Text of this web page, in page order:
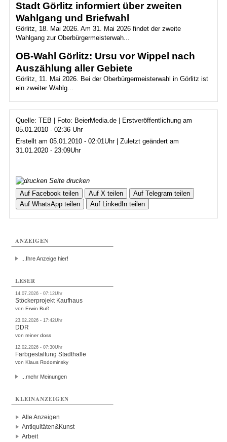
Stadt Görlitz informiert über zweiten
Wahlgang und Briefwahl
Görlitz, 18. Mai 2026. Am 31. Mai 2026 findet der zweite
Wahlgang zur Oberbürgermeisterwah...
OB-Wahl Görlitz: Ursu vor Wippel nach
Auszählung aller Gebiete
Görlitz, 11. Mai 2026. Bei der Oberbürgermeisterwahl in Görlitz ist
ein zweiter Wahlg...
Quelle: TEB | Foto: BeierMedia.de | Erstveröffentlichung am
05.01.2010 - 02:36 Uhr
Erstellt am 05.01.2010 - 02:01Uhr | Zuletzt geändert am
31.01.2020 - 23:09Uhr
Seite drucken
Auf Facebook teilen
Auf X teilen
Auf Telegram teilen
Auf WhatsApp teilen
Auf LinkedIn teilen
ANZEIGEN
...Ihre Anzeige hier!
LESER
14.07.2026 - 07:12Uhr
Stöckerprojekt Kaufhaus
von Erwin Buß
23.02.2026 - 17:42Uhr
DDR
von reiner doss
12.02.2026 - 07:30Uhr
Farbgestaltung Stadthalle
von Klaus Rodominsky
...mehr Meinungen
KLEINANZEIGEN
Alle Anzeigen
Antiquitäten&Kunst
Arbeit